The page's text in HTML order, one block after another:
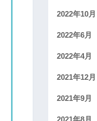
2022年10月
2022年6月
2022年4月
2021年12月
2021年9月
2021年8月